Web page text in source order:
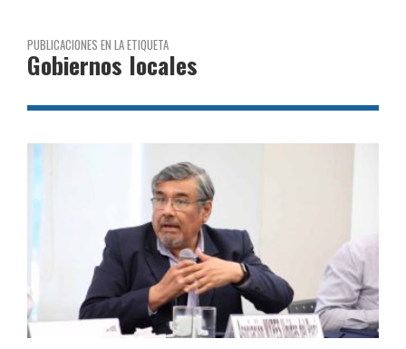
PUBLICACIONES EN LA ETIQUETA
Gobiernos locales